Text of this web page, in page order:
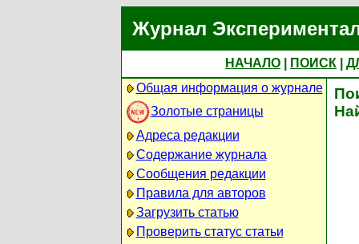
Журнал
НАЧАЛО ПОИСК
Общая информация о журнале
Золотые страницы
Адреса редакции
Содержание журнала
Сообщения редакции
Правила для авторов
Загрузить статью
Проверить статус статьи